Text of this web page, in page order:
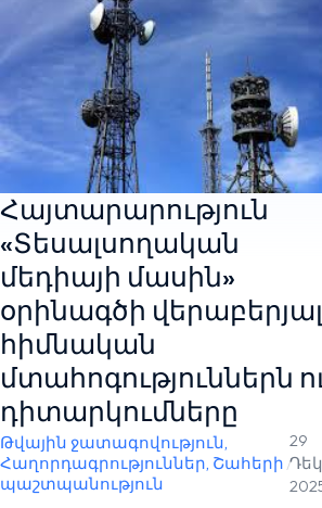
Հայտարարություն
«Տեսալսողական
մեդիայի մասին»
օրինագծի
հիմնական
մտահոգություններն
դիտարկումները
Թվային ջատագովություն,
Հաղորդագրություններ, Շահերի
պաշտպանություն
/
29